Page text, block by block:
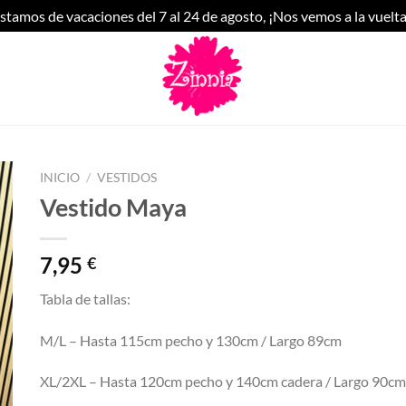
de vacaciones del 7 al 24 de agosto, ¡Nos vemos a la
INICIO / VESTIDOS
Vestido Maya
7,95 €
Tabla de tallas:
M/L – Hasta 115cm pecho y 130cm / Largo 89cm
XL/2XL – Hasta 120cm pecho y 140cm cadera / Largo 90cm